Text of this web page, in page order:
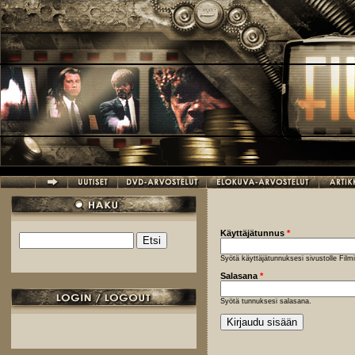
Hyppää pääsisältöön
Hakulomake
Käyttäjätunnus *
Syötä käyttäjätunnuksesi sivustolle
Salasana *
Syötä tunnuksesi salasana.